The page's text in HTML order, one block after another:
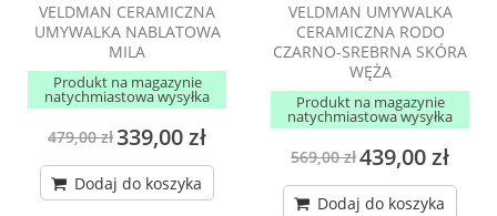
VELDMAN CERAMICZNA
UMYWALKA NABLATOWA
MILA
Produkt na magazynie
natychmiastowa wysyłka
479,00 zł339,00 zł
Dodaj do koszyka
VELDMAN UMYWALKA
CERAMICZNA RODO
CZARNO-SREBRNA SKÓRA
WĘŻA
Produkt na magazynie
natychmiastowa wysyłka
569,00 zł439,00 zł
Dodaj do koszyka